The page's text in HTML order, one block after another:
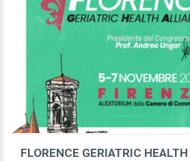
FLORENCE GERIATRIC